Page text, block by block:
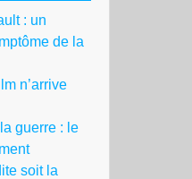
: un
de la
n’arrive
guerre : le
soit la